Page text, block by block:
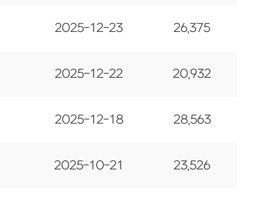
2025-12-23 26,375
2025-12-22 20,932
2025-12-18 28,563
2025-10-21 23,526